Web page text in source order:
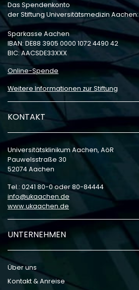
Das Spendenkonto
der Stiftung Universitätsmedizin Aachen:
Sparkasse Aachen
IBAN: DE88 3905 0000 1072 4490 42
BIC: AACSDE33XXX
Online-Spende
Weitere Informationen zur Stiftung
KONTAKT
Universitätsklinikum Aachen, AöR
Pauwelsstraße 30
52074 Aachen
Tel.: 0241 80-0 oder 80-84444
info
ukaachen de
www.ukaachen.de
UNTERNEHMEN
Über uns
Kontakt & Anreise